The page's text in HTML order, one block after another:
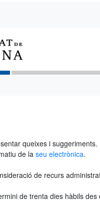
queixes i
de la seu electrònica.
de recurs
de trenta dies hàbils